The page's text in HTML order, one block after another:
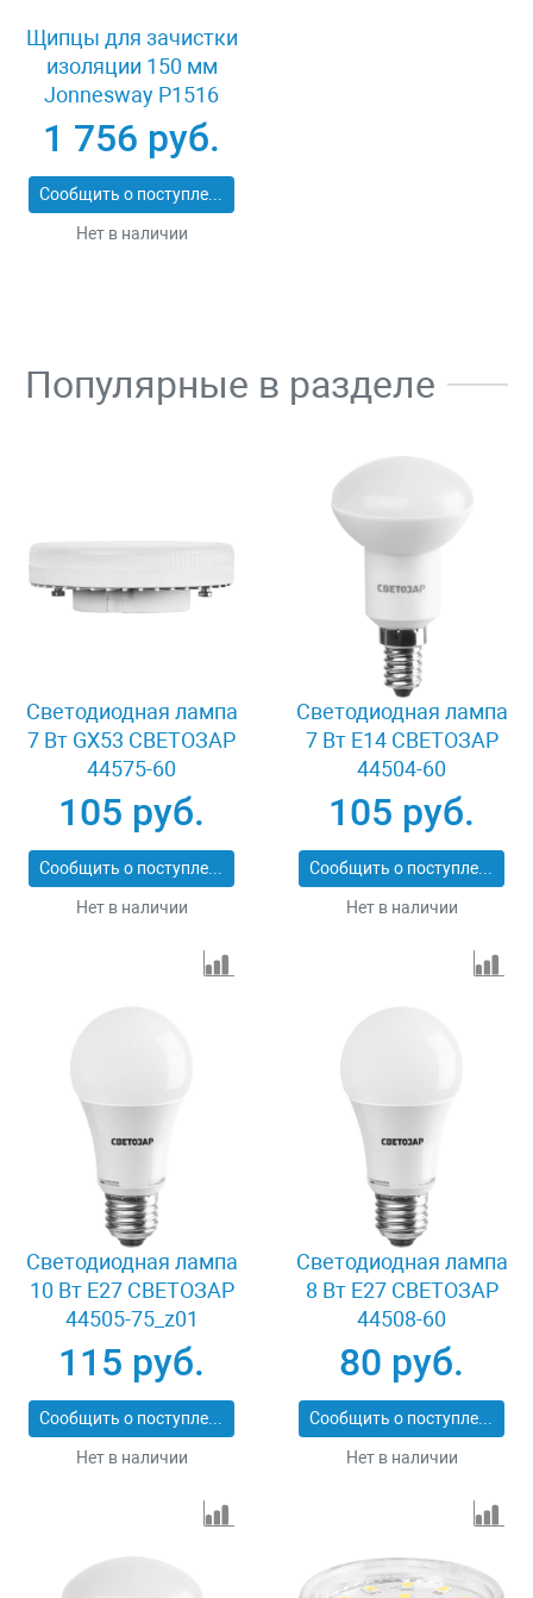
Щипцы для зачистки
изоляции 150 мм
Jonnesway P1516
1 756 руб.
Сообщить о поступлении
Нет в наличии
Популярные в разделе
Светодиодная лампа
7 Вт GX53 СВЕТОЗАР
44575-60
105 руб.
Сообщить о поступлении
Нет в наличии
Светодиодная лампа
7 Вт E14 СВЕТОЗАР
44504-60
105 руб.
Сообщить о поступлении
Нет в наличии
Светодиодная лампа
10 Вт E27 СВЕТОЗАР
44505-75_z01
115 руб.
Сообщить о поступлении
Нет в наличии
Светодиодная лампа
8 Вт E27 СВЕТОЗАР
44508-60
80 руб.
Сообщить о поступлении
Нет в наличии